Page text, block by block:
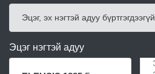
Эцэг, эх нэгтэй адуу бүртгэгдээгүй.
Эцэг нэгтэй адуу